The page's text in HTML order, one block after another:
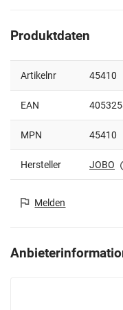
Produktdaten
Artikelnr 45410
EAN
MPN 45410
Hersteller JOBO
Melden